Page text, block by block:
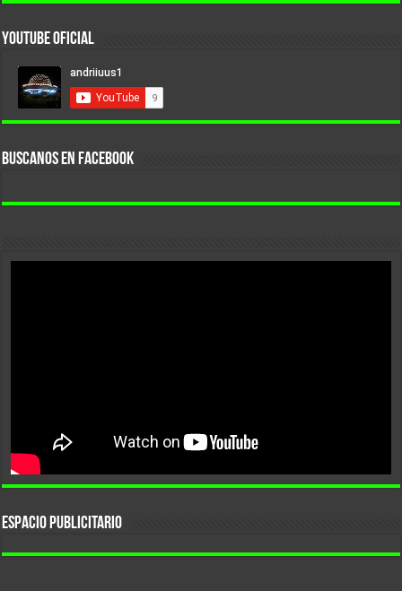
YouTube Oficial
BUSCANOS EN FACEBOOK
ESPACIO PUBLICITARIO